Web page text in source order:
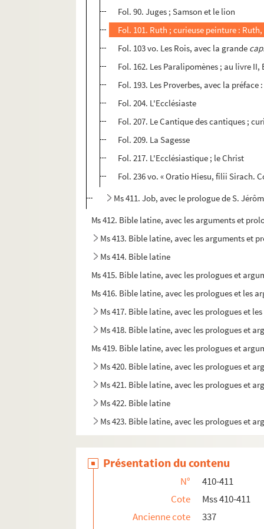
Fol. 90. Juges ; Samson et le lion
Fol. 101. Ruth ; curieuse peinture :
Fol. 103 vo. Les Rois, avec la grande
Fol. 162. Les Paralipomènes ; au livre
Fol. 193. Les Proverbes, avec la préface
Fol. 204. L'Ecclésiaste
Fol. 207. Le Cantique des cantiques ;
Fol. 209. La Sagesse
Fol. 217. L'Ecclésiastique ; le Christ
Fol. 236 vo. « Oratio Hiesu, filii Sirach.
Ms 411. Job, avec le prologue de S.
Ms 412. Bible latine, avec les arguments et
Ms 413. Bible latine, avec les arguments et
Ms 414. Bible latine
Ms 415. Bible latine, avec les prologues et
Ms 416. Bible latine, avec les prologues et les
Ms 417. Bible latine, avec les prologues et
Ms 418. Bible latine, avec les prologues et
Ms 419. Bible latine, avec les prologues et
Ms 420. Bible latine, avec les prologues et
Ms 421. Bible latine, avec les prologues et
Ms 422. Bible latine
Ms 423. Bible latine, avec les prologues et
Ms 425. Biblia Vetus Latina : Psalmi
Ms 426. Aurelius Augustinus Hipponensis,
Ms 427. Psautier d'origine indéterminée
Ms 428. Psautier, à l'usage de Rome
Présentation du contenu
N°
410-411
Cote
Mss 410-411
Ancienne cote
337